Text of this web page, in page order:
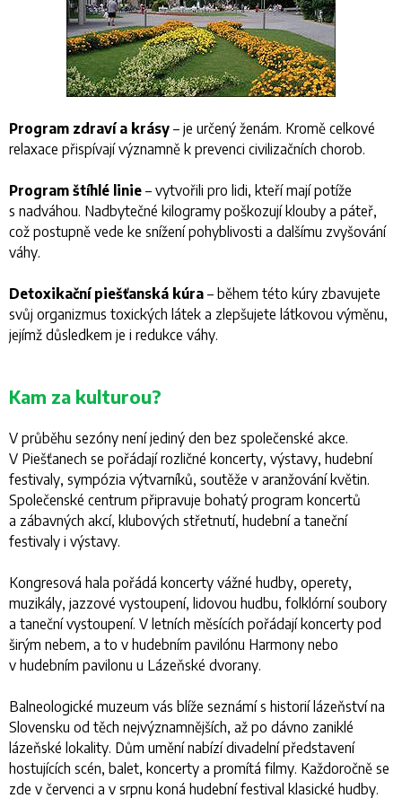
Program zdraví a krásy – je určený ženám. Kromě celkové
relaxace přispívají významně k prevenci civilizačních chorob.
Program štíhlé linie – vytvořili pro lidi, kteří mají potíže
s nadváhou. Nadbytečné kilogramy poškozují klouby a páteř,
což postupně vede ke snížení pohyblivosti a dalšímu zvyšování
váhy.
Detoxikační piešťanská kúra – během této kúry zbavujete
svůj organizmus toxických látek a zlepšujete látkovou výměnu,
jejímž důsledkem je i redukce váhy.
Kam za kulturou?
V průběhu sezóny není jediný den bez společenské akce.
V Piešťanech se pořádají rozličné koncerty, výstavy, hudební
festivaly, sympózia výtvarníků, soutěže v aranžování květin.
Společenské centrum připravuje bohatý program koncertů
a zábavných akcí, klubových střetnutí, hudební a taneční
festivaly i výstavy.
Kongresová hala pořádá koncerty vážné hudby, operety,
muzikály, jazzové vystoupení, lidovou hudbu, folklórní soubory
a taneční vystoupení. V letních měsících pořádají koncerty pod
širým nebem, a to v hudebním pavilónu Harmony nebo
v hudebním pavilonu u Lázeňské dvorany.
Balneologické muzeum vás blíže seznámí s historií lázeňství na
Slovensku od těch nejvýznamnějších, až po dávno zaniklé
lázeňské lokality. Dům umění nabízí divadelní představení
hostujících scén, balet, koncerty a promítá filmy. Každoročně se
zde v červenci a v srpnu koná hudební festival klasické hudby.